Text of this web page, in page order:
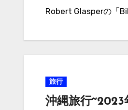
Robert Glasperの「
旅行
沖縄旅行~2023